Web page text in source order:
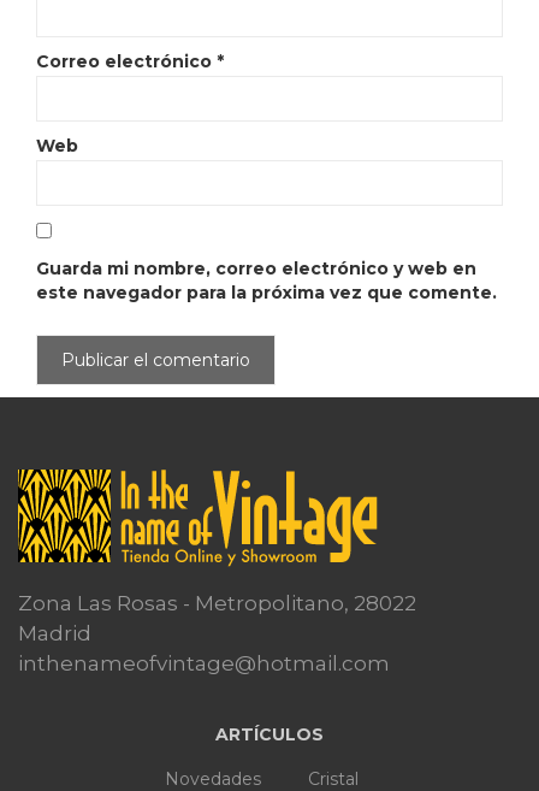
Correo electrónico *
Web
Guarda mi nombre, correo electrónico y web en
este navegador para la próxima vez que comente.
Zona Las Rosas - Metropolitano, 28022
Madrid
inthenameofvintage@hotmail.com
ARTÍCULOS
Novedades
Cristal